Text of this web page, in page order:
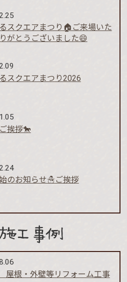
スクエアまつり🏠ご来場いた
がとうございました😄
スクエアまつり2026
挨拶🐎
のお知らせ☃️ご挨拶
工事例
根・外壁等リフォーム工事